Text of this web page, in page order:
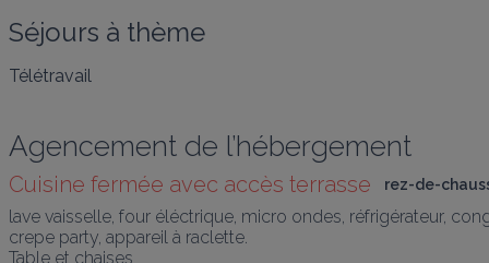
Séjours à thème
Télétravail
Agencement de l’hébergement
Cuisine fermée avec accès terrasse rez-de-
lave vaisselle, four éléctrique, micro ondes, réfrigérateur,
crepe party, appareil à raclette.
Table et chaises